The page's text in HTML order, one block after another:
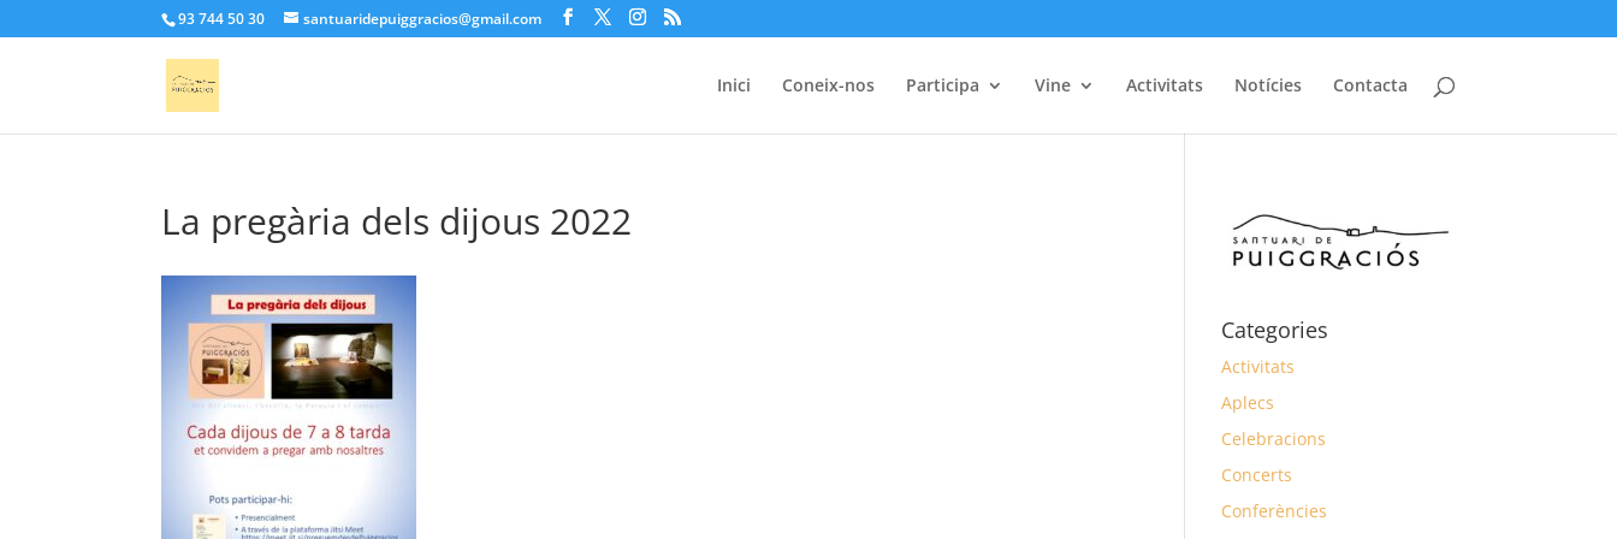
93 744 50 30 santuaridepuiggracios@gmail.com
Inici Coneix-nos Participa Vine Activitats Notícies Contacta
La pregària dels dijous 2022
Categories
Activitats
Aplecs
Celebracions
Concerts
Conferències